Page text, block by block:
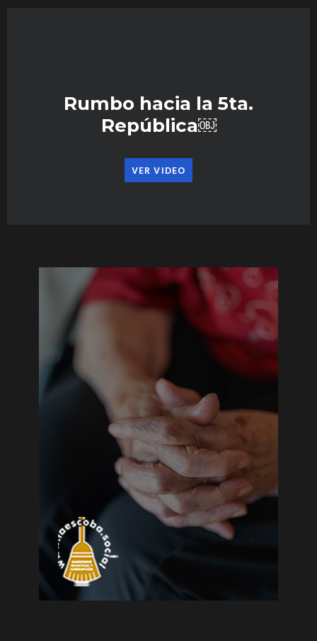
Rumbo hacia la 5ta.
República￼
VER VIDEO